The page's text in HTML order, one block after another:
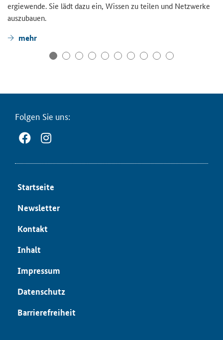
er­gie­wen­de. Sie lädt dazu ein, Wis­sen zu tei­len und Netz­wer­ke
aus­zu­bau­en.
mehr
Fol­gen Sie uns:
Start­sei­te
News­let­ter
Kon­takt
In­halt
Im­pres­sum
Da­ten­schutz
Bar­rie­re­frei­heit